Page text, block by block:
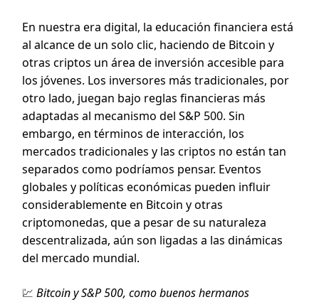
En nuestra era digital, la educación financiera está
al alcance de un solo clic, haciendo de Bitcoin y
otras criptos un área de inversión accesible para
los jóvenes. Los inversores más tradicionales, por
otro lado, juegan bajo reglas financieras más
adaptadas al mecanismo del S&P 500. Sin
embargo, en términos de interacción, los
mercados tradicionales y las criptos no están tan
separados como podríamos pensar. Eventos
globales y políticas económicas pueden influir
considerablemente en Bitcoin y otras
criptomonedas, que a pesar de su naturaleza
descentralizada, aún son ligadas a las dinámicas
del mercado mundial.
💹 Bitcoin y S&P 500, como buenos hermanos